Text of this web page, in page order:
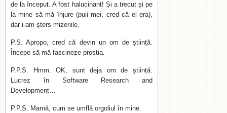
de la început. A fost halucinant! Și a trecut și pe
la mine să mă înjure (puii mei, cred că el era),
dar i-am șters mizeriile.
P.S. Apropo, cred că devin un om de știință.
Începe să mă fascineze prostia.
P.P.S. Hmm. OK, sunt deja om de știință.
Lucrez în Software Research and
Development…
P.P.S. Mamă, cum se umflă orgoliul în mine.